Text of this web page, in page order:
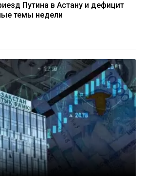
Путина в Астану и дефицит
темы недели